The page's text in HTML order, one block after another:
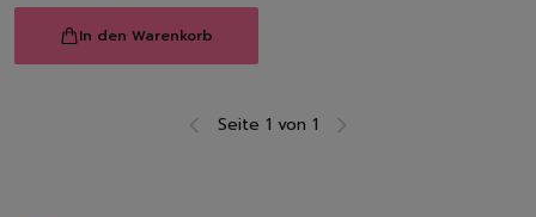
In den Warenkorb
Seite 1 von 1